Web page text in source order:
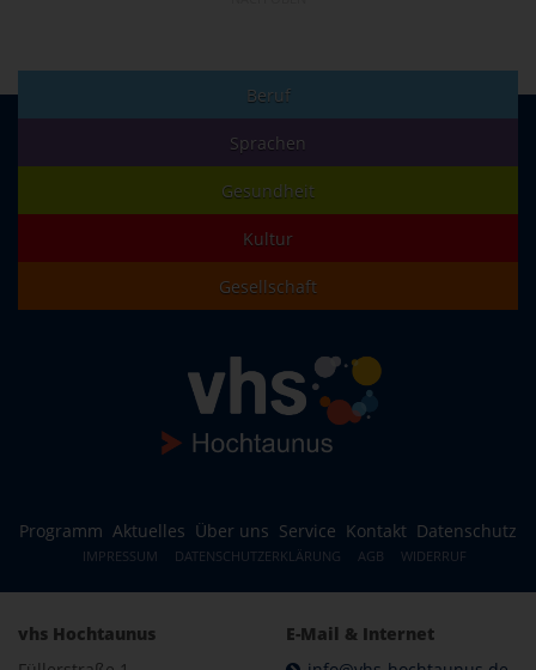
Beruf
Sprachen
Gesundheit
Kultur
Gesellschaft
Programm Aktuelles Über uns Service Kontakt Datenschutz
IMPRESSUM DATENSCHUTZERKLÄRUNG AGB WIDERRUF
vhs Hochtaunus
E-Mail & Internet